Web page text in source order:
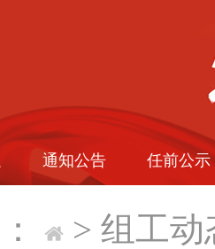
通知公告 任前公示
> 组工动